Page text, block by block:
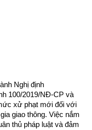
Nghị định
100/2019/NĐ-CP và
xử phạt mới đối với
giao thông. Việc nắm
thủ pháp luật và đảm